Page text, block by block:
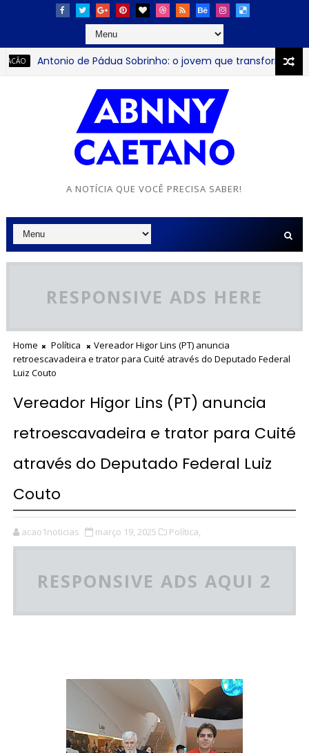
Antonio de Pádua Sobrinho: o jovem que transformou
A NOTÍCIA QUE VOCÊ PRECISA SABER!
RESPONSIVE ADS HERE
Home Política
Vereador Higor Lins (PT) anuncia
retroescavadeira e trator para Cuité através do Deputado Federal
Luiz Couto
Vereador Higor Lins (PT) anuncia
retroescavadeira e trator para Cuité
através do Deputado Federal Luiz
Couto
acao1noticias março 19, 2025 Política,
RESPONSIVE ADS AQUI 2